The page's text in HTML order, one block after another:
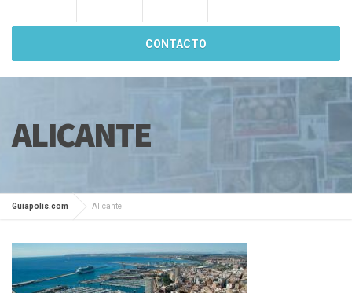
CONTACTO
ALICANTE
Guiapolis.com Alicante